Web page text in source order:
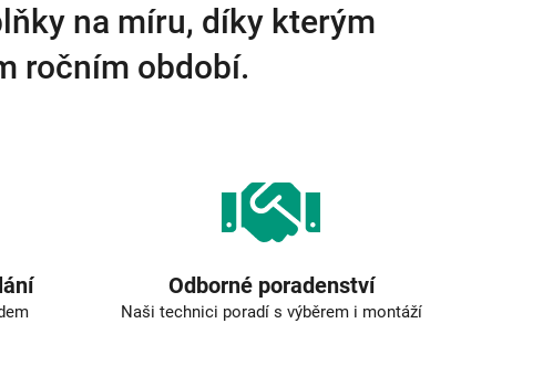
na míru, díky kterým
ročním období.
Odborné poradenství
Naši technici poradí s výběrem i montáží